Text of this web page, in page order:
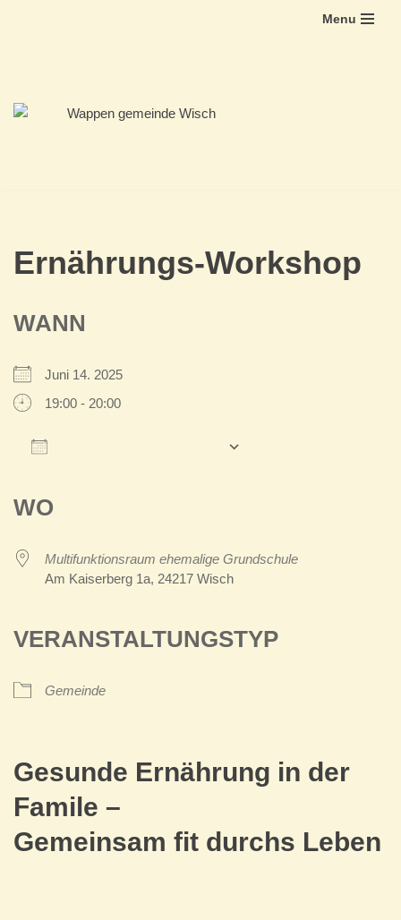
Menu
Ernährungs-Workshop
WANN
Juni 14. 2025
19:00 - 20:00
WO
Multifunktionsraum ehemalige Grundschule
Am Kaiserberg 1a, 24217 Wisch
VERANSTALTUNGSTYP
Gemeinde
Gesunde Ernährung in der
Famile –
Gemeinsam fit durchs Leben